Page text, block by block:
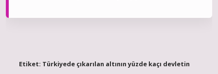
Etiket: Türkiyede çıkarılan altının yüzde kaçı devletin